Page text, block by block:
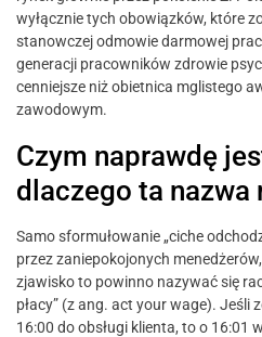
wyłącznie tych obowiązków, które
stanowczej odmowie darmowej
generacji pracowników zdrowie
cenniejsze niż obietnica mglistego
zawodowym.
Czym naprawdę
dlaczego ta nazwa
Samo sformułowanie „ciche
przez zaniepokojonych
zjawisko to powinno nazywać się
płacy” (z ang. act your wage). Jeśli
16:00 do obsługi klienta, to o 16:01